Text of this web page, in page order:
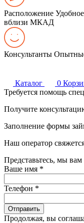
Расположение
вблизи МКАД
Консультанты
Каталог 0
Требуется помощь
Получите
Заполнение формы
Наш оператор
Представьтесь, мы
Ваше имя *
Телефон *
Продолжая, вы